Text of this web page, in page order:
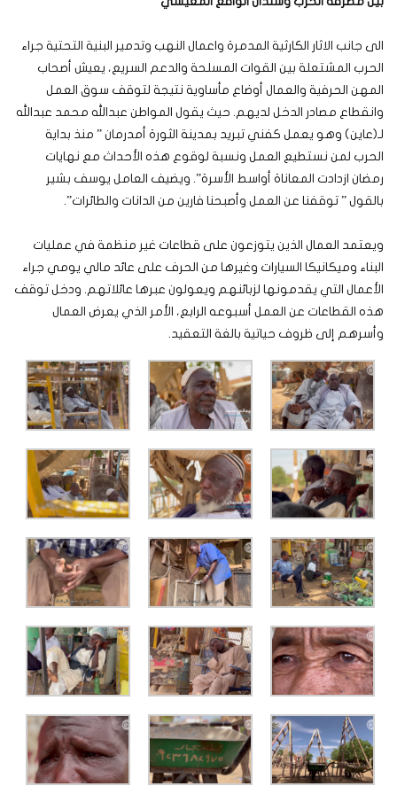
الى جانب الاثار الكارثية المدمرة واعمال النهب وتدمير البنية التحتية جراء
الحرب المشتعلة بين القوات المسلحة والدعم السريع، يعيش أصحاب
المهن الحرفية والعمال أوضاع مأساوية نتيجة لتوقف سوق العمل
وانقطاع مصادر الدخل لديهم. حيث يقول المواطن عبدالله محمد عبدالله
لـ(عاين) وهو يعمل كفني تبريد بمدينة الثورة أمدرمان ” منذ بداية
الحرب لمن نستطيع العمل ونسبة لوقوع هذه الأحداث مع نهايات
رمضان ازدادت المعاناة أواسط الأسرة”. ويضيف العامل يوسف بشير
بالقول ” توقفنا عن العمل وأصبحنا فارين من الدانات والطائرات”.
ويعتمد العمال الذين يتوزعون على قطاعات غير منظمة في عمليات
البناء وميكانيكا السيارات وغيرها من الحرف على عائد مالي يومي جراء
الأعمال التي يقدمونها لزبائنهم ويعولون عبرها عائلاتهم. ودخل توقف
هذه القطاعات عن العمل أسبوعه الرابع، الأمر الذي يعرض العمال
وأسرهم إلى ظروف حياتية بالغة التعقيد.